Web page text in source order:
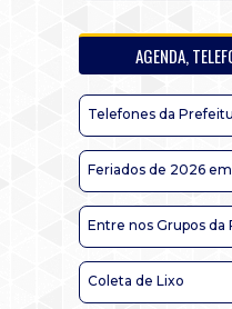
AGENDA,
Telefones da
Feriados de 2026
Entre nos Grupos da
Coleta de Lixo